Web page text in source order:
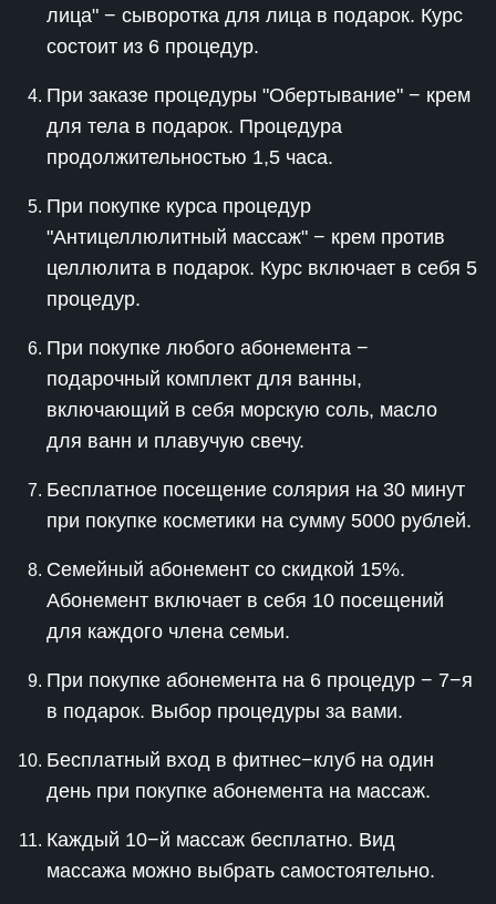
лица" − сыворотка для лица в подарок. Курс
состоит из 6 процедур.
При заказе процедуры "Обертывание" − крем
для тела в подарок. Процедура
продолжительностью 1,5 часа.
При покупке курса процедур
"Антицеллюлитный массаж" − крем против
целлюлита в подарок. Курс включает в себя 5
процедур.
При покупке любого абонемента −
подарочный комплект для ванны,
включающий в себя морскую соль, масло
для ванн и плавучую свечу.
Бесплатное посещение солярия на 30 минут
при покупке косметики на сумму 5000 рублей.
Семейный абонемент со скидкой 15%.
Абонемент включает в себя 10 посещений
для каждого члена семьи.
При покупке абонемента на 6 процедур − 7−я
в подарок. Выбор процедуры за вами.
Бесплатный вход в фитнес−клуб на один
день при покупке абонемента на массаж.
Каждый 10−й массаж бесплатно. Вид
массажа можно выбрать самостоятельно.